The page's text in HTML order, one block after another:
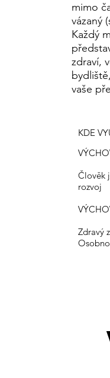
mimo
vázaný
Každý
zdraví,
vaše
Člověk
rozvoj
Zdravý
KDE